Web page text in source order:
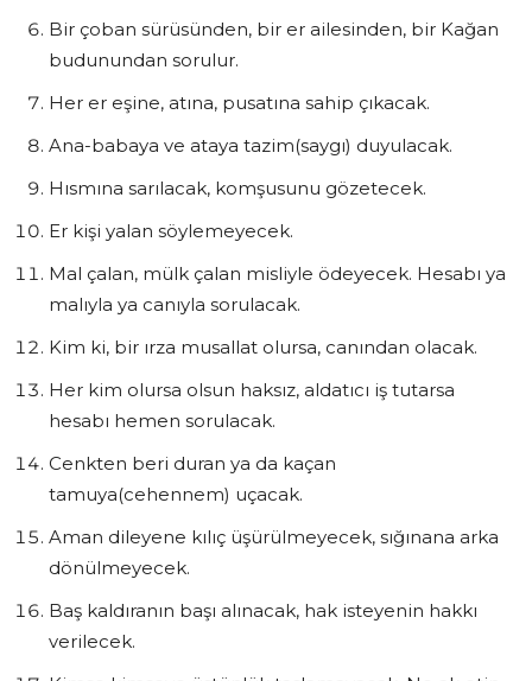
Bir çoban sürüsünden, bir er ailesinden, bir Kağan
budunundan sorulur.
Her er eşine, atına, pusatına sahip çıkacak.
Ana-babaya ve ataya tazim(saygı) duyulacak.
Hısmına sarılacak, komşusunu gözetecek.
Er kişi yalan söylemeyecek.
Mal çalan, mülk çalan misliyle ödeyecek. Hesabı ya
malıyla ya canıyla sorulacak.
Kim ki, bir ırza musallat olursa, canından olacak.
Her kim olursa olsun haksız, aldatıcı iş tutarsa
hesabı hemen sorulacak.
Cenkten beri duran ya da kaçan
tamuya(cehennem) uçacak.
Aman dileyene kılıç üşürülmeyecek, sığınana arka
dönülmeyecek.
Baş kaldıranın başı alınacak, hak isteyenin hakkı
verilecek.